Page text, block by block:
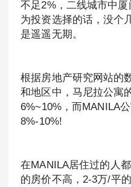
不足2%，二线城市中
为投资选择的话，没个
是遥遥无期。
根据房地产研究网站的
和地区中，马尼拉公寓
6%~10%，而MANILA
8%-10%!
在MANILA居住过的人
的房价不高，2-3万/平